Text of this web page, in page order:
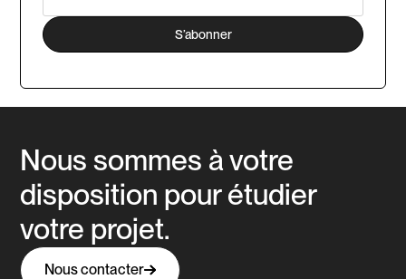
Nous sommes à votre
disposition pour étudier
votre projet.
Nous contacter